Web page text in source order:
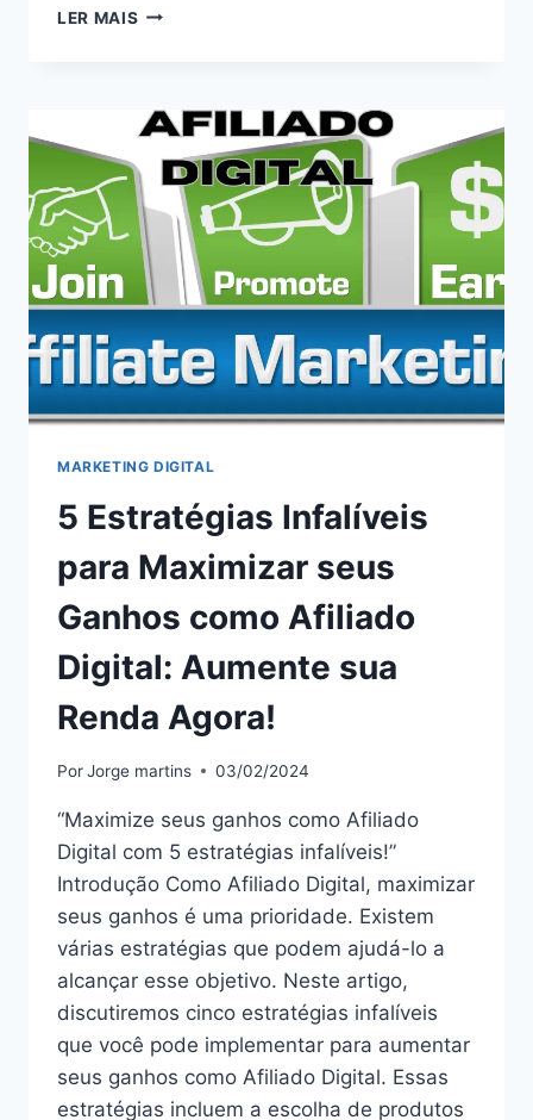
LER MAIS MINI
MARKETING DIGITAL
5 Estratégias Infalíveis
para Maximizar seus
Ganhos como Afiliado
Digital: Aumente sua
Renda Agora!
PorJorge martins 03/02/2024
“Maximize seus ganhos como Afiliado
Digital com 5 estratégias infalíveis!”
Introdução Como Afiliado Digital, maximizar
seus ganhos é uma prioridade. Existem
várias estratégias que podem ajudá-lo a
alcançar esse objetivo. Neste artigo,
discutiremos cinco estratégias infalíveis
que você pode implementar para aumentar
seus ganhos como Afiliado Digital. Essas
estratégias incluem a escolha de produtos